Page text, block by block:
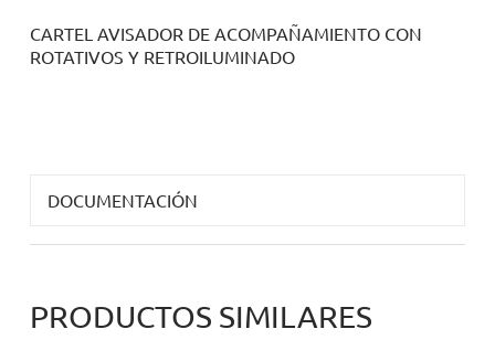
CARTEL AVISADOR DE ACOMPAÑAMIENTO CON
ROTATIVOS Y RETROILUMINADO
DOCUMENTACIÓN
PRODUCTOS SIMILARES